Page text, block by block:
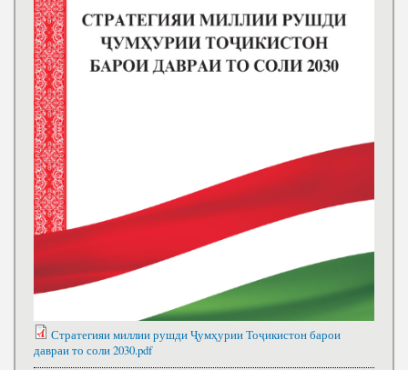
Стратегияи миллии рушди Ҷумҳурии Тоҷикистон барои
давраи то соли 2030.pdf